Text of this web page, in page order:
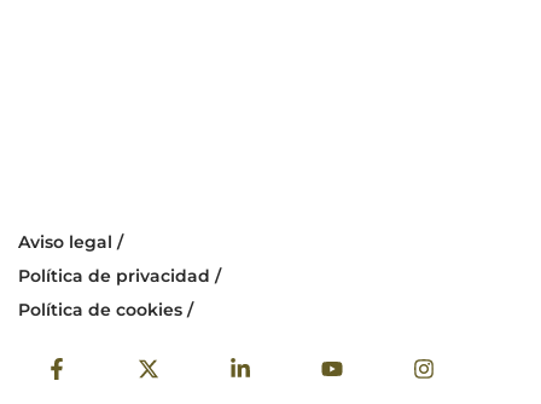
Aviso legal /
Política de privacidad /
Política de cookies /